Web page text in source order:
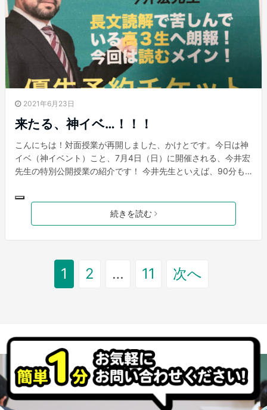
2021年6月23日
来たる、神イベ…！！！
こんにちは！対面授業が再開しました、かけとです。今日は神
イベ（神イベント）こと、7月4日（日）に開催される、今井宏
先生の特別公開授業の紹介です！ 今井先生といえば、90分も
授業ですよね！僕も実際にC組を受講してましたが、全く受講
が苦でなくて、むしろ毎回楽しみにしていたのを、思い出しま
す！その上、講義内容は詳細であり、試験に出やすいところを
また講義中も独特な口癖を口ずさむので、1度対面で授業を受
けてみたいと、僕も思っていました。。
続きを読む
1 2 … 11 次へ